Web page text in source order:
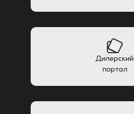
Дилерский
портал